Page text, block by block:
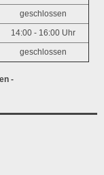
geschlossen
14:00 - 16:00 Uhr
geschlossen
-